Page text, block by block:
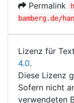
Permalink
bamberg.de/
Lizenz für
4.0.
Diese Lizenz
Sofern nicht
verwendeten